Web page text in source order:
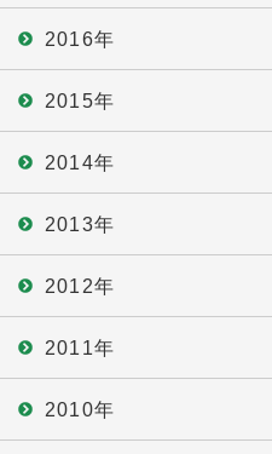
2016年
2015年
2014年
2013年
2012年
2011年
2010年